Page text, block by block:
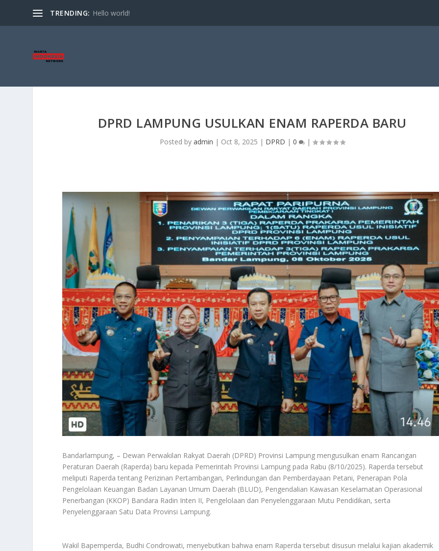
TRENDING: Hello world!
DPRD LAMPUNG USULKAN ENAM RAPERDA BARU
Posted by admin | Oct 8, 2025 | DPRD | 0 |
Bandarlampung, – Dewan Perwakilan Rakyat Daerah (DPRD) Provinsi Lampung mengusulkan enam Rancangan
Peraturan Daerah (Raperda) baru kepada Pemerintah Provinsi Lampung pada Rabu (8/10/2025). Raperda tersebut
meliputi Raperda tentang Perizinan Pertambangan, Perlindungan dan Pemberdayaan Petani, Penerapan Pola
Pengelolaan Keuangan Badan Layanan Umum Daerah (BLUD), Pengendalian Kawasan Keselamatan Operasional
Penerbangan (KKOP) Bandara Radin Inten II, Pengelolaan dan Penyelenggaraan Mutu Pendidikan, serta
Penyelenggaraan Satu Data Provinsi Lampung.
Wakil Bapemperda, Budhi Condrowati, menyebutkan bahwa enam Raperda tersebut disusun melalui kajian akademik